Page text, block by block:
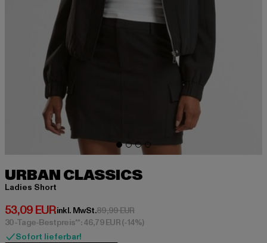
URBAN CLASSICS
Ladies Short
53,09 EUR
Derzeitiger Preis: 53,09 EUR
inkl. MwSt.89,99 EURAktionspreis: 89,99 EUR
30-Tage-Bestpreis**: 46,79 EUR(-14%)
Sofort lieferbar!